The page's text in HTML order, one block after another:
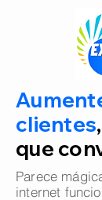
clientes
que
Parece
internet